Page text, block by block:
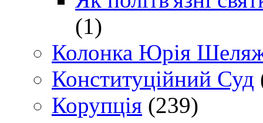
(1)
Колонка Юрія
Конституційний Суд
Корупція (239)